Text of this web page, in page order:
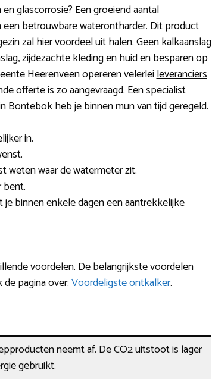
glascorrosie? Een groeiend aantal
betrouwbare waterontharder. Dit product
zal hier voordeel uit halen. Geen kalkaanslag
zijdezachte kleding en huid en besparen op
Heerenveen opereren velerleileveranciers
offerte is zo aangevraagd. Een specialist
Bontebok heb je binnen mun van tijd geregeld.
in.
weten waar de watermeter zit.
bent.
binnen enkele dagen een aantrekkelijke
voordelen. De belangrijkste voordelen
pagina over:Voordeligste ontkalker.
neemt af. De CO2 uitstoot is lager
gebruikt.